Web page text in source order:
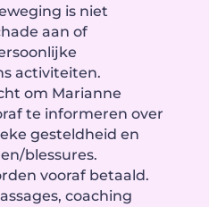
is niet
aan of
activiteiten.
om Marianne
te informeren over
gesteldheid en
blessures.
vooraf betaald.
coaching